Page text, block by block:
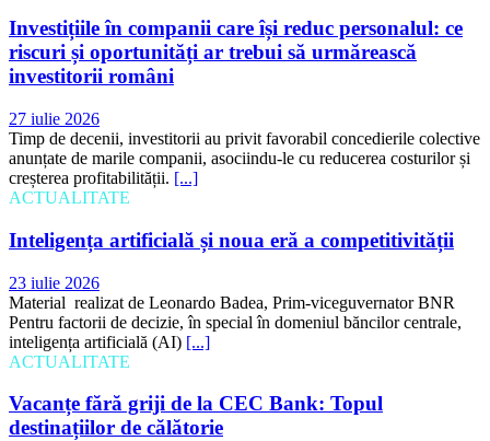
Investițiile în companii care își reduc personalul: ce
riscuri și oportunități ar trebui să urmărească
investitorii români
27 iulie 2026
Timp de decenii, investitorii au privit favorabil concedierile colective
anunțate de marile companii, asociindu-le cu reducerea costurilor și
creșterea profitabilității. [...]
ACTUALITATE
Inteligența artificială și noua eră a competitivității
23 iulie 2026
Material realizat de Leonardo Badea, Prim-viceguvernator BNR
Pentru factorii de decizie, în special în domeniul băncilor centrale,
inteligența artificială (AI) [...]
ACTUALITATE
Vacanțe fără griji de la CEC Bank: Topul
destinațiilor de călătorie